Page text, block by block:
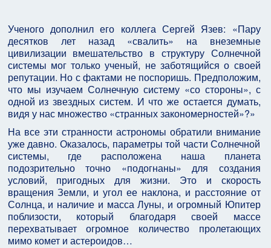
Ученого дополнил его коллега Сергей Язев: «Пару
десятков лет назад «свалить» на внеземные
цивилизации вмешательство в структуру Солнечной
системы мог только ученый, не заботящийся о своей
репутации. Но с фактами не поспоришь. Предположим,
что мы изучаем Солнечную систему «со стороны», с
одной из звездных систем. И что же остается думать,
видя у нас множество «странных закономерностей»?»
На все эти странности астрономы обратили внимание
уже давно. Оказалось, параметры той части Солнечной
системы, где расположена наша планета
подозрительно точно «подогнаны» для создания
условий, пригодных для жизни. Это и скорость
вращения Земли, и угол ее наклона, и расстояние от
Солнца, и наличие и масса Луны, и огромный Юпитер
поблизости, который благодаря своей массе
перехватывает огромное количество пролетающих
мимо комет и астероидов…